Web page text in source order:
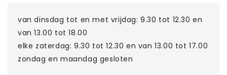
van dinsdag tot en met vrijdag: 9.30 tot 12.30 en
van 13.00 tot 18.00
elke zaterdag: 9.30 tot 12.30 en van 13.00 tot 17.00
zondag en maandag gesloten